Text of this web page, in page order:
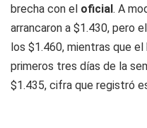
brecha con el oficial. A
arrancaron a $1.430, pero
los $1.460, mientras que
primeros tres días de la
$1.435, cifra que registró